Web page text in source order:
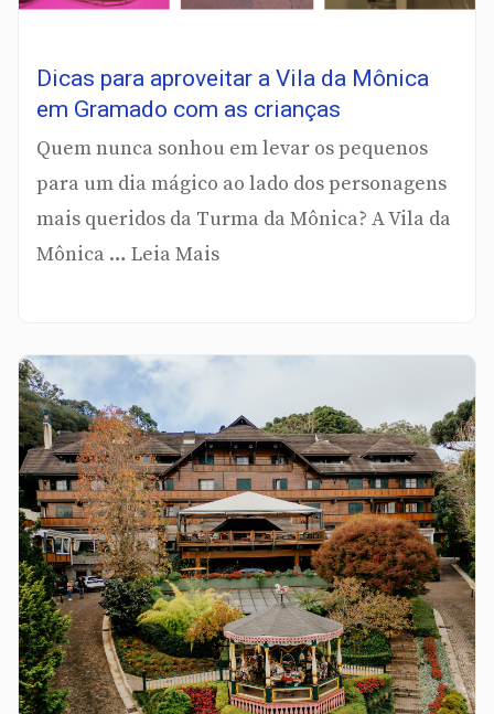
Dicas para aproveitar a Vila da Mônica
em Gramado com as crianças
Quem nunca sonhou em levar os pequenos
para um dia mágico ao lado dos personagens
mais queridos da Turma da Mônica? A Vila da
Mônica … Leia Mais